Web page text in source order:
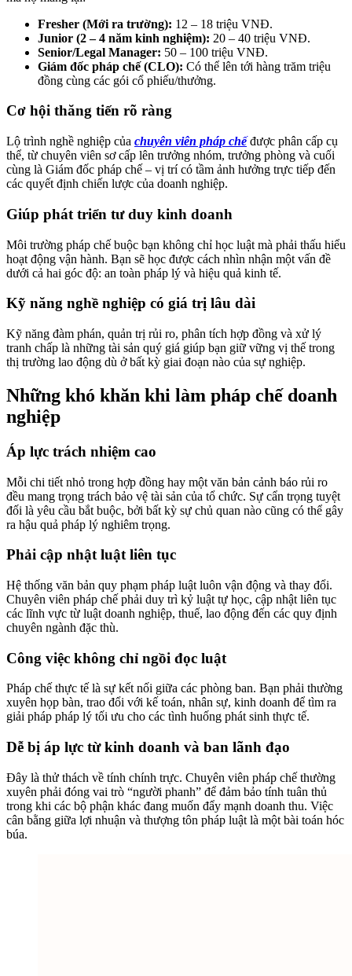
Fresher (Mới ra trường): 12 – 18 triệu VNĐ.
Junior (2 – 4 năm kinh nghiệm): 20 – 40 triệu VNĐ.
Senior/Legal Manager: 50 – 100 triệu VNĐ.
Giám đốc pháp chế (CLO): Có thể lên tới hàng trăm triệu
đồng cùng các gói cổ phiếu/thưởng.
Cơ hội thăng tiến rõ ràng
Lộ trình nghề nghiệp của chuyên viên pháp chếđược phân cấp cụ
thể, từ chuyên viên sơ cấp lên trưởng nhóm, trưởng phòng và cuối
cùng là Giám đốc pháp chế – vị trí có tầm ảnh hưởng trực tiếp đến
các quyết định chiến lược của doanh nghiệp.
Giúp phát triển tư duy kinh doanh
Môi trường pháp chế buộc bạn không chỉ học luật mà phải thấu hiểu
hoạt động vận hành. Bạn sẽ học được cách nhìn nhận một vấn đề
dưới cả hai góc độ: an toàn pháp lý và hiệu quả kinh tế.
Kỹ năng nghề nghiệp có giá trị lâu dài
Kỹ năng đàm phán, quản trị rủi ro, phân tích hợp đồng và xử lý
tranh chấp là những tài sản quý giá giúp bạn giữ vững vị thế trong
thị trường lao động dù ở bất kỳ giai đoạn nào của sự nghiệp.
Những khó khăn khi làm pháp chế doanh
nghiệp
Áp lực trách nhiệm cao
Mỗi chi tiết nhỏ trong hợp đồng hay một văn bản cảnh báo rủi ro
đều mang trọng trách bảo vệ tài sản của tổ chức. Sự cẩn trọng tuyệt
đối là yêu cầu bắt buộc, bởi bất kỳ sự chủ quan nào cũng có thể gây
ra hậu quả pháp lý nghiêm trọng.
Phải cập nhật luật liên tục
Hệ thống văn bản quy phạm pháp luật luôn vận động và thay đổi.
Chuyên viên pháp chế phải duy trì kỷ luật tự học, cập nhật liên tục
các lĩnh vực từ luật doanh nghiệp, thuế, lao động đến các quy định
chuyên ngành đặc thù.
Công việc không chỉ ngồi đọc luật
Pháp chế thực tế là sự kết nối giữa các phòng ban. Bạn phải thường
xuyên họp bàn, trao đổi với kế toán, nhân sự, kinh doanh để tìm ra
giải pháp pháp lý tối ưu cho các tình huống phát sinh thực tế.
Dễ bị áp lực từ kinh doanh và ban lãnh đạo
Đây là thử thách về tính chính trực. Chuyên viên pháp chế thường
xuyên phải đóng vai trò “người phanh” để đảm bảo tính tuân thủ
trong khi các bộ phận khác đang muốn đẩy mạnh doanh thu. Việc
cân bằng giữa lợi nhuận và thượng tôn pháp luật là một bài toán hóc
búa.